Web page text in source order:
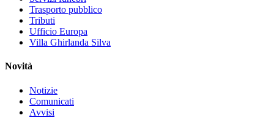
Trasporto pubblico
Tributi
Ufficio Europa
Villa Ghirlanda Silva
Novità
Notizie
Comunicati
Avvisi